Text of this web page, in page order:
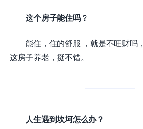
这个房子能住吗？
能住，住的舒服 ，就是不旺财吗
这房子养老，挺不错。
人生遇到坎坷怎么办？